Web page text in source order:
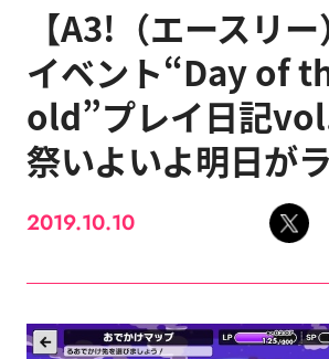
【A3!（エースリー
イベント“Day of
old”プレイ日記
祭いよいよ明日が
2019.10.10